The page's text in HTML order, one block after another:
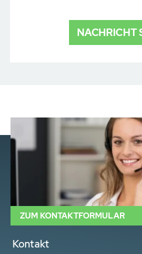
Kontakt
ZUM KONTAKTFORMULAR